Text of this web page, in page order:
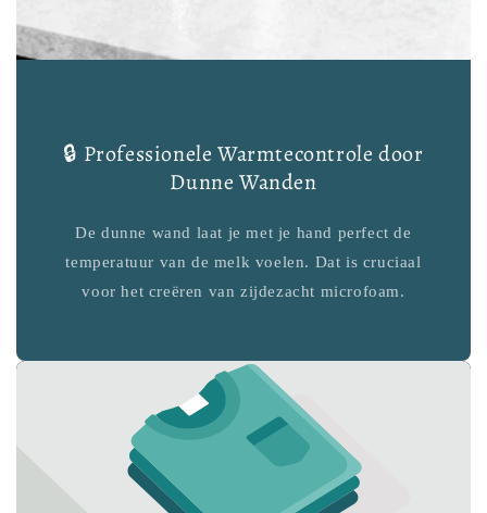
🔒 Professionele Warmtecontrole door
Dunne Wanden
De dunne wand laat je met je hand perfect de
temperatuur van de melk voelen. Dat is cruciaal
voor het creëren van zijdezacht microfoam.